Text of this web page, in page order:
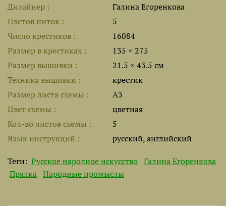
Дизайнер
Галина Егоренкова
Цветов ниток
5
Число крестиков
16084
Размер в крестиках
135 × 275
Размер вышивки
21.5 × 43.5 см
Техника вышивки
крестик
Размер листа cхемы
A3
Цвет схемы
цветная
Кол-во листов схемы
5
Язык инструкций
русский, английский
Теги: Русское народное искусство Галина Егоренкова
Прялка Народные промыслы